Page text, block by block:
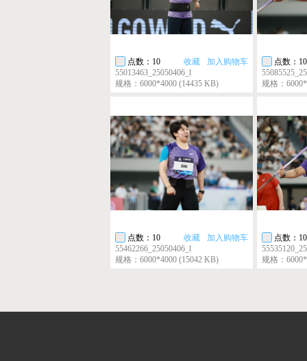
收藏 加入购物车
点数：10
55013463_25050406_l
规格：6000*4000 (14435 KB)
点数：10
规格：
收藏 加入购物车
点数：10
55462266_25050406_l
规格：6000*4000 (15042 KB)
点数：10
规格：